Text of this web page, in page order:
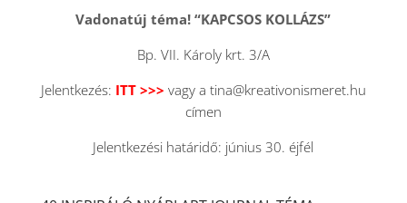
Vadonatúj téma! “KAPCSOS KOLLÁZS”
Bp. VII. Károly krt. 3/A
Jelentkezés: ITT >>> vagy a tina@kreativonismeret.hu
címen
Jelentkezési határidő: június 30. éjfél